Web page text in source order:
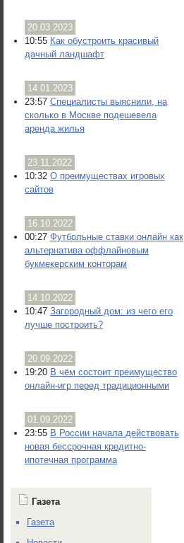
20.03.2023
10:55 Как обустроить красивый
дачный ландшафт
14.01.2023
23:57 Специалисты выяснили, на
сколько в Москве подешевела
аренда жилья
23.11.2022
10:32 О преимуществах игровых
сайтов
16.10.2022
00:27 Футбольные ставки онлайн как
альтернатива оффлайновым
букмекерским конторам
14.10.2022
10:47 Загородный дом: из чего его
лучше построить?
20.09.2022
19:20 В чём состоит преимущество
онлайн-игр перед традиционными
01.09.2022
23:55 В России начала действовать
новая бессрочная кредитно-
ипотечная программа
Газета
Газета